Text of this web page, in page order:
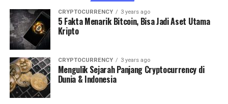
CRYPTOCURRENCY 3 years ago
5 Fakta Menarik Bitcoin, Bisa Jadi Aset Utama
Kripto
CRYPTOCURRENCY 3 years ago
Mengulik Sejarah Panjang Cryptocurrency di
Dunia & Indonesia